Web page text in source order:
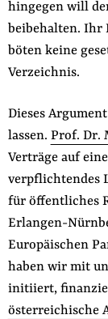
hingegen will
beibehalten. Ihr
böten keine
Verzeichnis.
Dieses
lassen. Prof. Dr.
Verträge auf
verpflichtendes
für öffentliches
Erlangen-
Europäischen
haben wir mit
initiiert,
österreichische